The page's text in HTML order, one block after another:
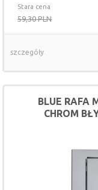
Stara cena
59,30 PLN
szczegóły
BLUE RAFA
CHROM